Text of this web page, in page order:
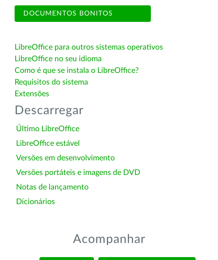
DOCUMENTOS BONITOS
LibreOffice para outros sistemas operativos
LibreOffice no seu idioma
Como é que se instala o LibreOffice?
Requisitos do sistema
Extensões
Descarregar
Último LibreOffice
LibreOffice estável
Versões em desenvolvimento
Versões portáteis e imagens de DVD
Notas de lançamento
Dicionários
Acompanhar